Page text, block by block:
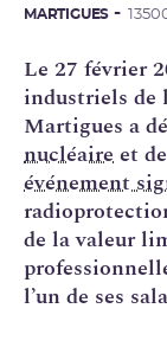
MARTIGUES
Le 27 février
industriels de
Martigues a
nucléaireet de
événement
de la valeur
l’un de ses